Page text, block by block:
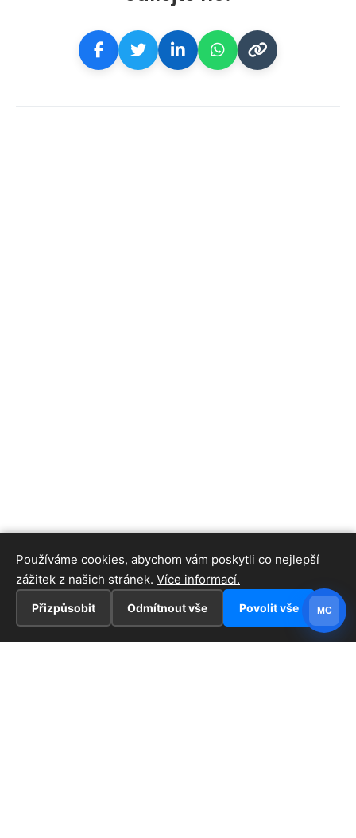
Používáme cookies, abychom vám poskytli co nejlepší
zážitek z našich stránek. Více informací.
Přizpůsobit Odmítnout vše Povolit vše MC